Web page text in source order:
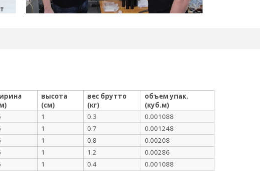
высота
(см)
вес брутто
(кг)
объем упак.
(куб.м)
1 0.3 0.001088
1 0.7 0.001248
1 0.8 0.00208
1 1.2 0.00286
1 0.4 0.001088